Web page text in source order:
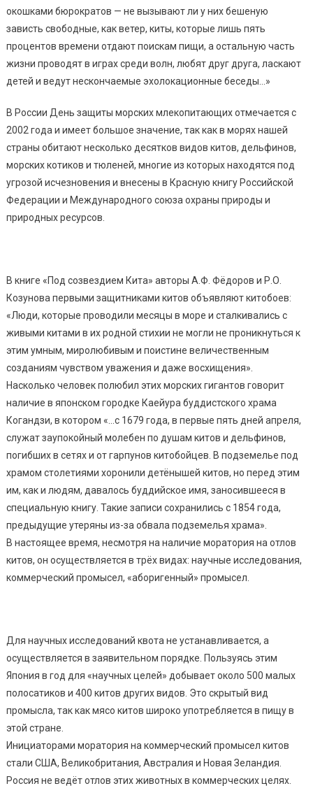
окошками бюрократов — не вызывают ли у них бешеную
зависть свободные, как ветер, киты, которые лишь пять
процентов времени отдают поискам пищи, а остальную часть
жизни проводят в играх среди волн, любят друг друга, ласкают
детей и ведут нескончаемые эхолокационные беседы…»
В России День защиты морских млекопитающих отмечается с
2002 года и имеет большое значение, так как в морях нашей
страны обитают несколько десятков видов китов, дельфинов,
морских котиков и тюленей, многие из которых находятся под
угрозой исчезновения и внесены в Красную книгу Российской
Федерации и Международного союза охраны природы и
природных ресурсов.
В книге «Под созвездием Кита» авторы А.Ф. Фёдоров и Р.О.
Козунова первыми защитниками китов объявляют китобоев:
«Люди, которые проводили месяцы в море и сталкивались с
живыми китами в их родной стихии не могли не проникнуться к
этим умным, миролюбивым и поистине величественным
созданиям чувством уважения и даже восхищения».
Насколько человек полюбил этих морских гигантов говорит
наличие в японском городке Каейура буддистского храма
Когандзи, в котором «…с 1679 года, в первые пять дней апреля,
служат заупокойный молебен по душам китов и дельфинов,
погибших в сетях и от гарпунов китобойцев. В подземелье под
храмом столетиями хоронили детёнышей китов, но перед этим
им, как и людям, давалось буддийское имя, заносившееся в
специальную книгу. Такие записи сохранились с 1854 года,
предыдущие утеряны из-за обвала подземелья храма».
В настоящее время, несмотря на наличие моратория на отлов
китов, он осуществляется в трёх видах: научные исследования,
коммерческий промысел, «аборигенный» промысел.
Для научных исследований квота не устанавливается, а
осуществляется в заявительном порядке. Пользуясь этим
Япония в год для «научных целей» добывает около 500 малых
полосатиков и 400 китов других видов. Это скрытый вид
промысла, так как мясо китов широко употребляется в пищу в
этой стране.
Инициаторами моратория на коммерческий промысел китов
стали США, Великобритания, Австралия и Новая Зеландия.
Россия не ведёт отлов этих животных в коммерческих целях.